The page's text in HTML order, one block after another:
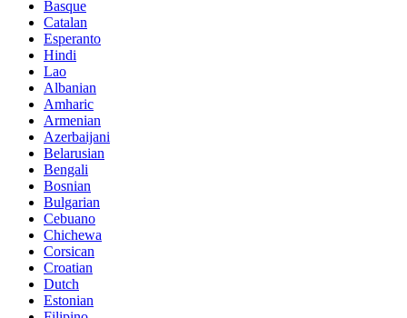
Basque
Catalan
Esperanto
Hindi
Lao
Albanian
Amharic
Armenian
Azerbaijani
Belarusian
Bengali
Bosnian
Bulgarian
Cebuano
Chichewa
Corsican
Croatian
Dutch
Estonian